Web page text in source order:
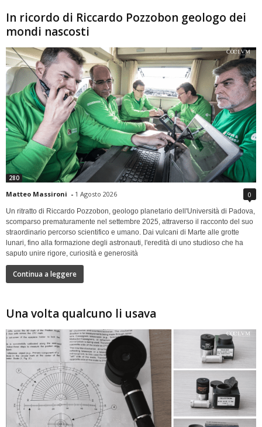
In ricordo di Riccardo Pozzobon geologo dei
mondi nascosti
280
Matteo Massironi - 1 Agosto 2026 0
Un ritratto di Riccardo Pozzobon, geologo planetario dell'Università di Padova,
scomparso prematuramente nel settembre 2025, attraverso il racconto del suo
straordinario percorso scientifico e umano. Dai vulcani di Marte alle grotte
lunari, fino alla formazione degli astronauti, l'eredità di uno studioso che ha
saputo unire rigore, curiosità e generosità
Continua a leggere
Una volta qualcuno li usava